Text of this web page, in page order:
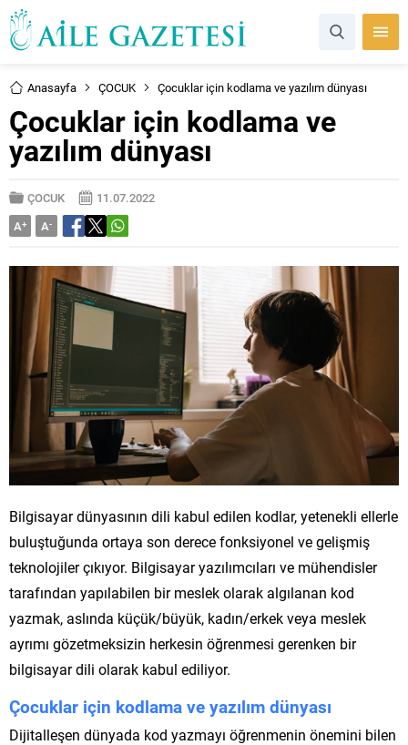
Anasayfa ÇOCUK Çocuklar için kodlama ve yazılım dünyası
Çocuklar için kodlama ve
yazılım dünyası
ÇOCUK
11.07.2022
A+ A-
Bilgisayar dünyasının dili kabul edilen kodlar, yetenekli ellerle
buluştuğunda ortaya son derece fonksiyonel ve gelişmiş
teknolojiler çıkıyor. Bilgisayar yazılımcıları ve mühendisler
tarafından yapılabilen bir meslek olarak algılanan kod
yazmak, aslında küçük/büyük, kadın/erkek veya meslek
ayrımı gözetmeksizin herkesin öğrenmesi gerenken bir
bilgisayar dili olarak kabul ediliyor.
Çocuklar için kodlama ve yazılım dünyası
Dijitalleşen dünyada kod yazmayı öğrenmenin önemini bilen